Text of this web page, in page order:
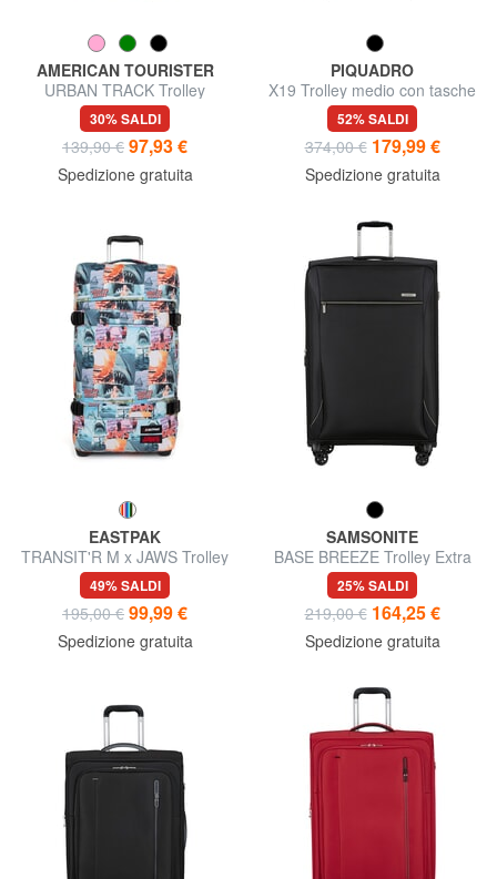
AMERICAN TOURISTER
URBAN TRACK Trolley
borsone grande
30% SALDI
139,90 € 97,93 €
Spedizione gratuita
PIQUADRO
X19 Trolley medio con tasche
52% SALDI
374,00 € 179,99 €
Spedizione gratuita
EASTPAK
TRANSIT'R M x JAWS Trolley
misura media
49% SALDI
195,00 € 99,99 €
Spedizione gratuita
SAMSONITE
BASE BREEZE Trolley Extra
Large, espandibile
25% SALDI
219,00 € 164,25 €
Spedizione gratuita